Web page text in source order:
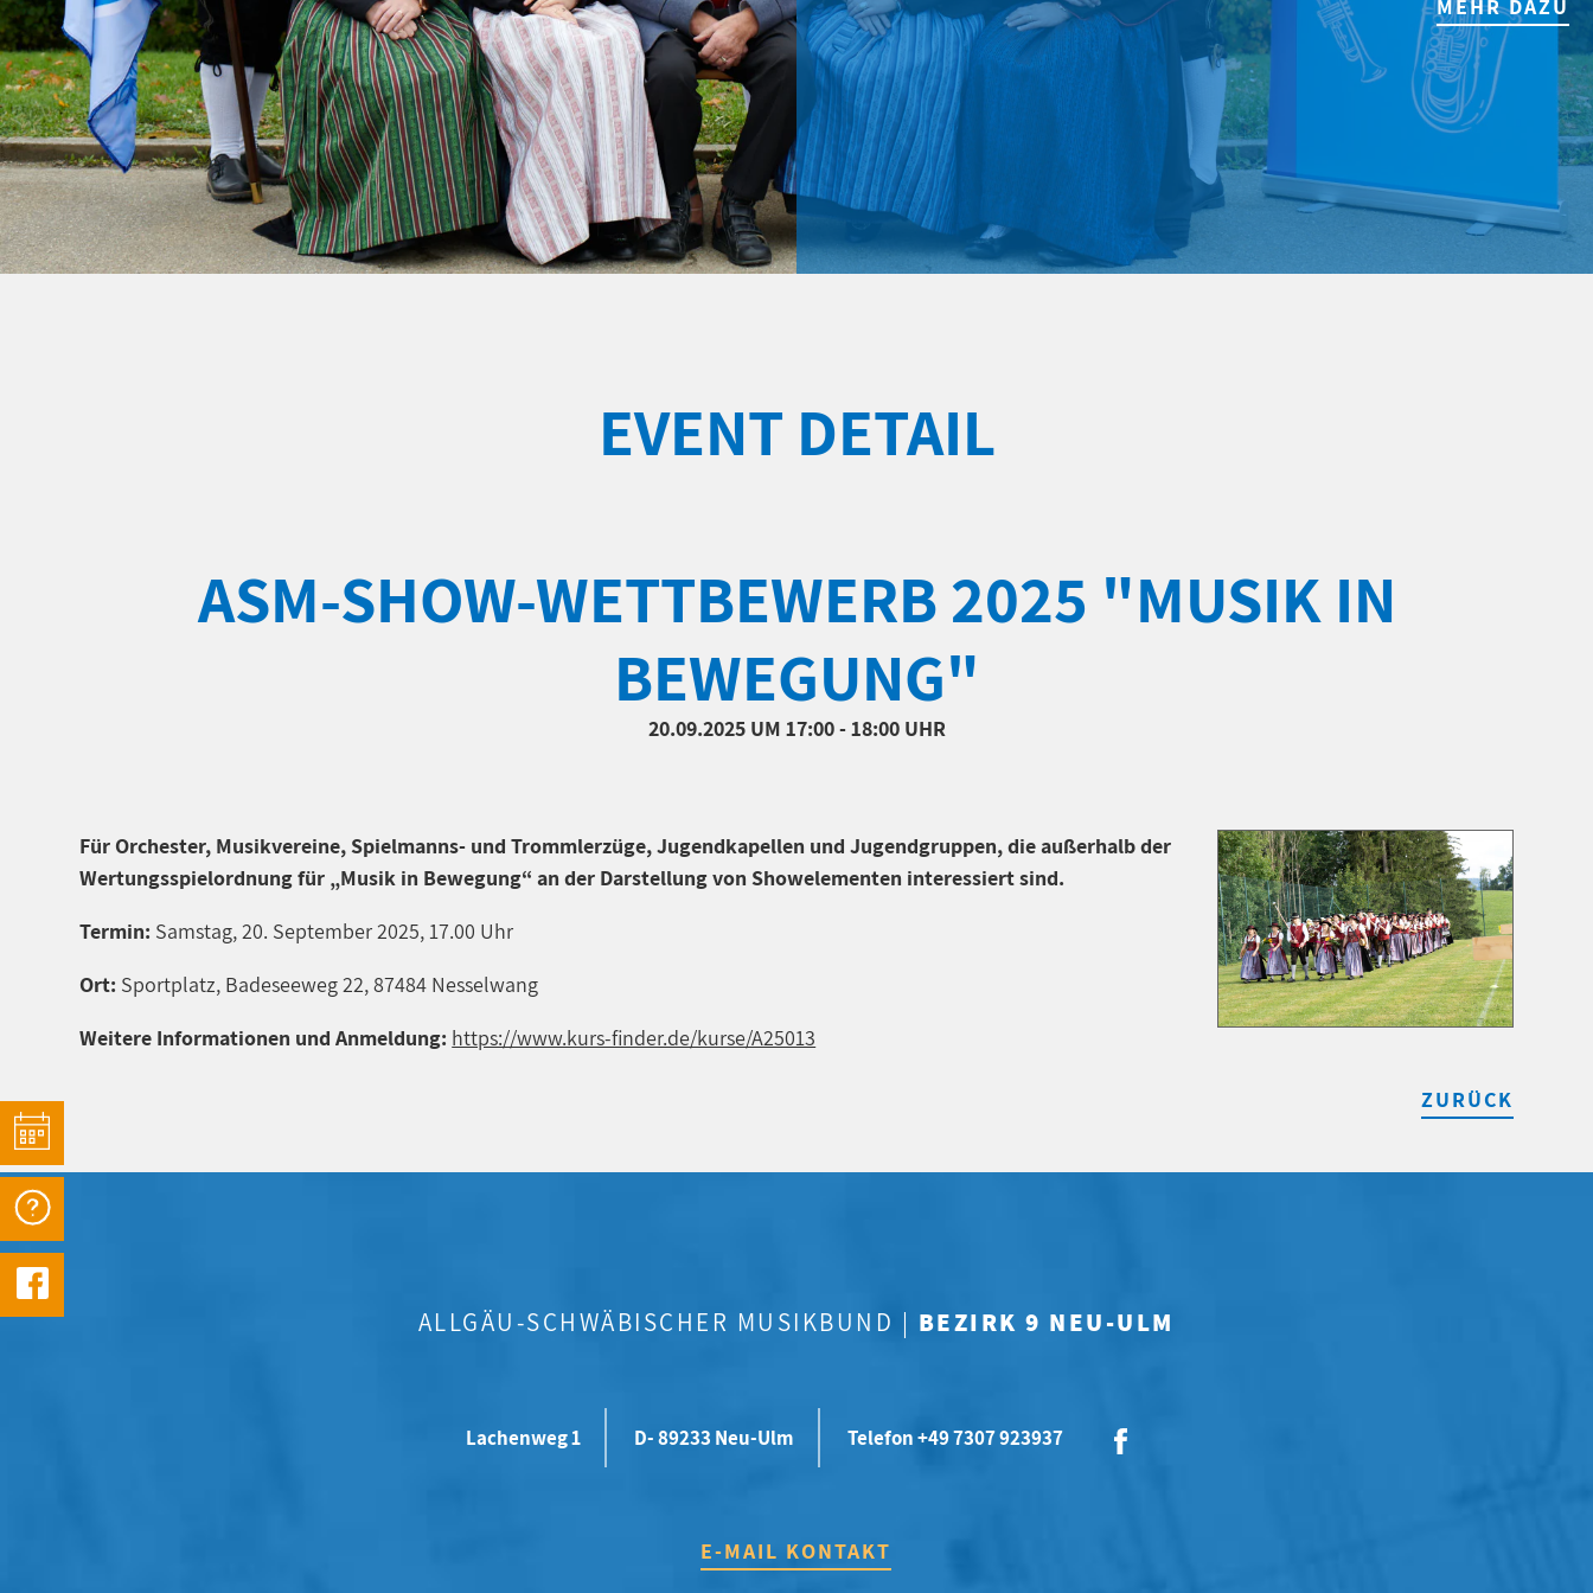
MEHR DAZU
EVENT DETAIL
ASM-SHOW-WETTBEWERB 2025 "MUSIK IN
BEWEGUNG"
20.09.2025 UM 17:00 - 18:00 UHR
Für Orchester, Musikvereine, Spielmanns- und Trommlerzüge, Jugendkapellen und Jugendgruppen, die außerhalb der
Wertungsspielordnung für „Musik in Bewegung“ an der Darstellung von Showelementen interessiert sind.
Termin: Samstag, 20. September 2025, 17.00 Uhr
Ort: Sportplatz, Badeseeweg 22, 87484 Nesselwang
Weitere Informationen und Anmeldung: https://www.kurs-finder.de/kurse/A25013
ZURÜCK
ALLGÄU-SCHWÄBISCHER MUSIKBUND | BEZIRK 9 NEU-ULM
Lachenweg 1 D- 89233 Neu-Ulm Telefon +49 7307 923937
E-MAIL KONTAKT